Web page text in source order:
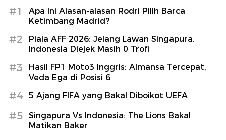
#1
Apa Ini Alasan-alasan Rodri Pilih Barca
Ketimbang Madrid?
#2
Piala AFF 2026: Jelang Lawan Singapura,
Indonesia Diejek Masih 0 Trofi
#3
Hasil FP1 Moto3 Inggris: Almansa Tercepat,
Veda Ega di Posisi 6
#4 5 Ajang FIFA yang Bakal Diboikot UEFA
#5
Singapura Vs Indonesia: The Lions Bakal
Matikan Baker